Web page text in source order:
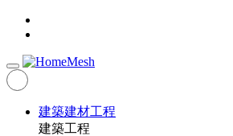
建築建材工程
建築工程